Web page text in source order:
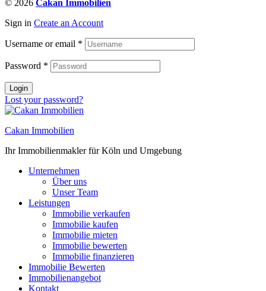
© 2026 Cakan Immobilien
Sign in Create an Account
Username or email *
Password *
Login
Lost your password?
Cakan Immobilien
Ihr Immobilienmakler für Köln und Umgebung
Unternehmen
Über uns
Unser Team
Leistungen
Immobilie verkaufen
Immobilie kaufen
Immobilie mieten
Immobilie bewerten
Immobilie finanzieren
Immobilie Bewerten
Immobilienangebot
Kontakt